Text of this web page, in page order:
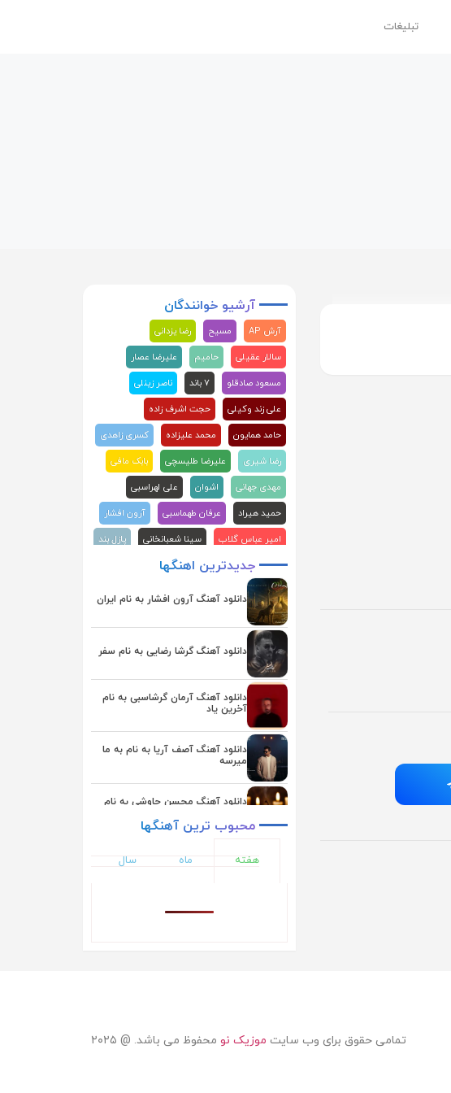
تبلیغات
آرشیوخوانندگان
آرش AP مسیح
رضا یزدانی
سالار عقیلی
حامیم
علیرضا عصار
مسعود صادقلو
۷ باند
ناصر زینلی
علی زند وکیلی
حجت اشرف زاده
حامد همایون
محمد علیزاده
کسری زاهدی
رضا شیری
علیرضا طلیسچی
بابک مافی
مهدی جهانی
اشوان
علی لهراسبی
حمید هیراد
عرفان طهماسبی
آرون افشار
امیر عباس گلاب
سینا شعبانخانی
پازل بند
علیرضا قربانی
ماکان بند
علی عبدالمالکی
احسان دریادل
محسن ابراهیم زاده
محسن چاوشی
سامان جلیلی
فرزاد فرزین
حمید عسکری
احسان خواجه امیری
رضا صادقی
روزبه بمانی
یوسف زمانی
جدیدترین اهنگها
دانلود آهنگ آرون افشار به نام ایران
دانلود آهنگ گرشا رضایی به نام سفر
دانلود آهنگ آرمان گرشاسبی به نام
آخرین یاد
دانلود آهنگ آصف آریا به نام به ما
میرسه
دانلود آهنگ محسن چاوشی به نام
دانلود آهنگ یوسف زمانی به نام
همگناه
دانلود آهنگ اشوان به نام دلم تنگه
محبوب ترینآهنگها
هفته ماه سال
تمامی حقوق برای وب سایت موزیک نو محفوظ می باشد. @ ۲۰۲۵